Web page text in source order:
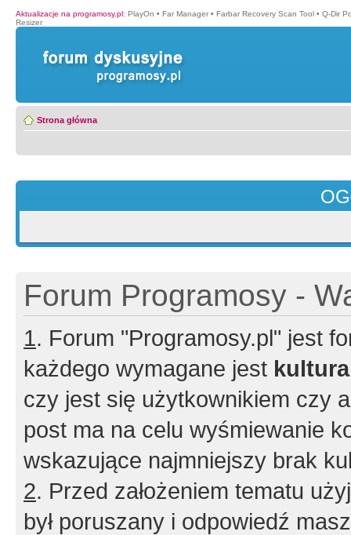
Aktualizacje na programosy.pl: PlayOn • Far Manager • Farbar Recovery Scan Tool • Q-Dir
Resizer
Strona główna
Forum Programosy -
1. Forum "Programosy.pl" jest
każdego wymagane jest
czy jest się użytkownikiem czy
post ma na celu wyśmiewanie
wskazujące najmniejszy brak
2. Przed założeniem tematu
był poruszany i odpowiedź